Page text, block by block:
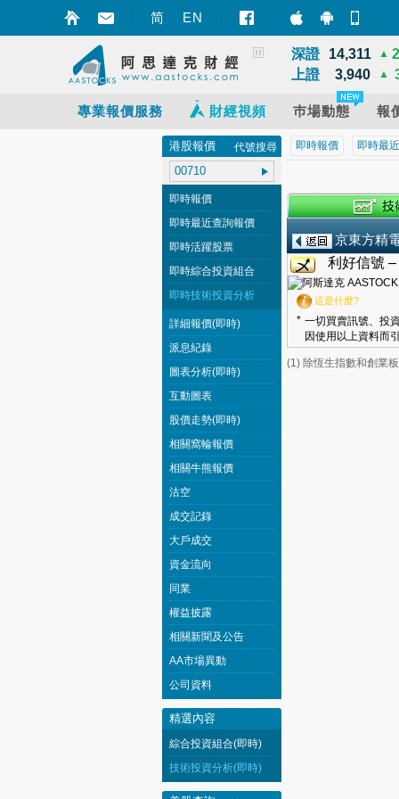
简 EN 智財迅
國指
8,531
深證
14,311 ▲
上證
3,940 ▲
專業報價服務 財經視頻 巿場動態 報
即時報價 即時最
京東方精
利好信號 –
這是什麼?
* 一切買賣訊號、投
因使用以上資料而
(1) 除恆生指數和創業
港股報價 代號搜尋
即時報價
即時最近查詢報價
即時活躍股票
即時綜合投資組合
即時技術投資分析
詳細報價(即時)
派息紀錄
圖表分析(即時)
互動圖表
股價走勢(即時)
相關窩輪報價
相關牛熊報價
沽空
成交記錄
大戶成交
資金流向
同業
權益披露
相關新聞及公告
AA市場異動
公司資料
精選內容
綜合投資組合(即時)
技術投資分析(即時)